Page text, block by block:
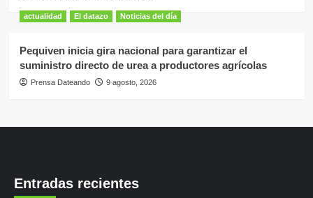
actualidad El datazo Noticias del día
Pequiven inicia gira nacional para garantizar el
suministro directo de urea a productores agrícolas
Prensa Dateando 9 agosto, 2026
Entradas recientes